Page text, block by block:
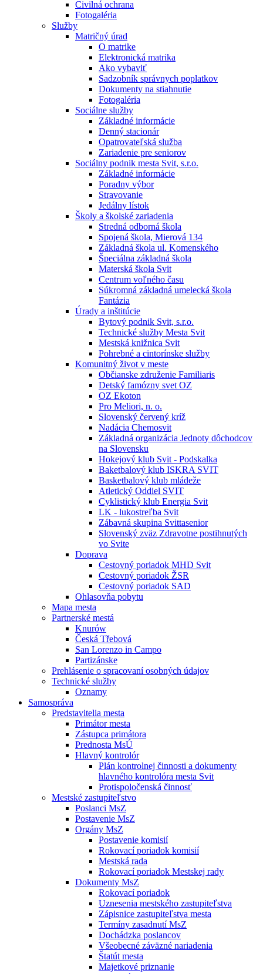
Civilná ochrana
Fotogaléria
Služby
Matričný úrad
O matrike
Elektronická matrika
Ako vybaviť
Sadzobník správnych poplatkov
Dokumenty na stiahnutie
Fotogaléria
Sociálne služby
Základné informácie
Denný stacionár
Opatrovateľská služba
Zariadenie pre seniorov
Sociálny podnik mesta Svit, s.r.o.
Základné informácie
Poradny výbor
Stravovanie
Jedálny lístok
Školy a školské zariadenia
Stredná odborná škola
Spojená škola, Mierová 134
Základná škola ul. Komenského
Špeciálna základná škola
Materská škola Svit
Centrum voľného času
Súkromná základná umelecká škola
Fantázia
Úrady a inštitúcie
Bytový podnik Svit, s.r.o.
Technické služby Mesta Svit
Mestská knižnica Svit
Pohrebné a cintorínske služby
Komunitný život v meste
Občianske združenie Familiaris
Detský famózny svet OZ
OZ Ekoton
Pro Meliori, n. o.
Slovenský červený kríž
Nadácia Chemosvit
Základná organizácia Jednoty dôchodcov
na Slovensku
Hokejový klub Svit - Podskalka
Baketbalový klub ISKRA SVIT
Basketbalový klub mládeže
Atletický Oddiel SVIT
Cyklistický klub Energia Svit
LK - lukostreľba Svit
Zábavná skupina Svittasenior
Slovenský zväz Zdravotne postihnutých
vo Svite
Doprava
Cestovný poriadok MHD Svit
Cestovný poriadok ŽSR
Cestovný poriadok SAD
Ohlasovňa pobytu
Mapa mesta
Partnerské mestá
Knurów
Česká Třebová
San Lorenzo in Campo
Partizánske
Prehlásenie o spracovaní osobných údajov
Technické služby
Oznamy
Samospráva
Predstavitelia mesta
Primátor mesta
Zástupca primátora
Prednosta MsÚ
Hlavný kontrolór
Plán kontrolnej činnosti a dokumenty
hlavného kontrolóra mesta Svit
Protispoločenská činnosť
Mestské zastupiteľstvo
Poslanci MsZ
Postavenie MsZ
Orgány MsZ
Postavenie komisií
Rokovací poriadok komisií
Mestská rada
Rokovací poriadok Mestskej rady
Dokumenty MsZ
Rokovací poriadok
Uznesenia mestského zastupiteľstva
Zápisnice zastupiteľstva mesta
Termíny zasadnutí MsZ
Dochádzka poslancov
Všeobecné záväzné nariadenia
Štatút mesta
Majetkové priznanie